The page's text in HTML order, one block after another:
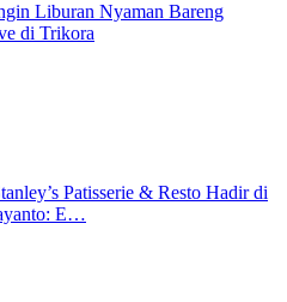
Liburan Nyaman Bareng
di Trikora
Patisserie & Resto Hadir di
E…